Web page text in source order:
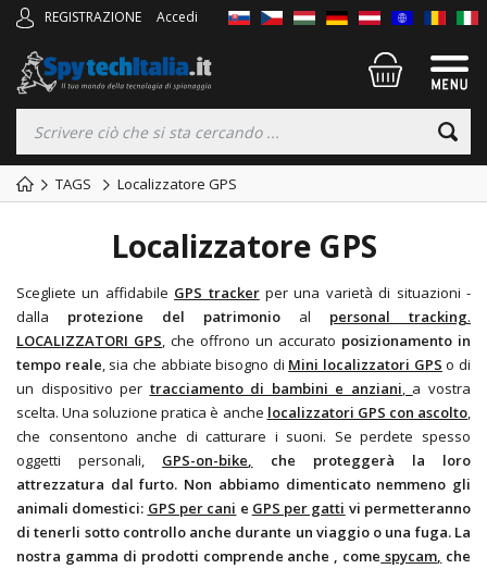
REGISTRAZIONE Accedi
TAGS Localizzatore GPS
Localizzatore GPS
Scegliete un affidabile GPS trackerper una varietà di situazioni -
dalla protezione del patrimonio al personal tracking.
LOCALIZZATORI GPS, che offrono un accurato posizionamento in
tempo reale, sia che abbiate bisogno di Mini localizzatori GPS o di
un dispositivo per tracciamento di bambini e anziani, a vostra
scelta. Una soluzione pratica è anche localizzatori GPS con ascolto,
che consentono anche di catturare i suoni. Se perdete spesso
oggetti personali, GPS-on-bike, che proteggerà la loro
attrezzatura dal furto. Non abbiamo dimenticato nemmeno gli
animali domestici: GPS per cani e GPS per gatti vi permetteranno
di tenerli sotto controllo anche durante un viaggio o una fuga. La
nostra gamma di prodotti comprende anche , come spycam, che